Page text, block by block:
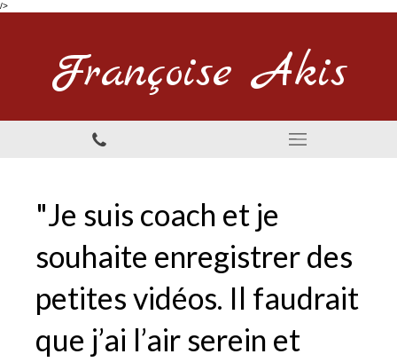
/>
Françoise Akis
"Je suis coach et je
souhaite enregistrer des
petites vidéos. Il faudrait
que j’ai l’air serein et